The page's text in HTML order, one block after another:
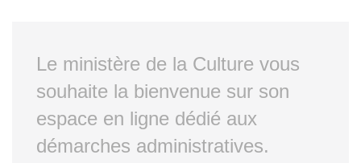
Le ministère de la Culture vous
souhaite la bienvenue sur son
espace en ligne dédié aux
démarches administratives.